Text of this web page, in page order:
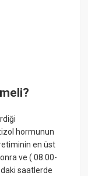
hormunun
en üst
ve ( 08.00-
saatlerde